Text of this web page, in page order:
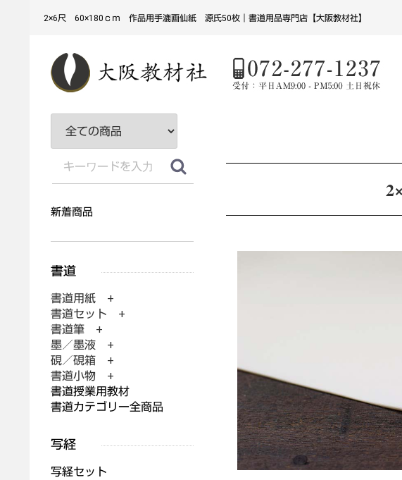
2×6尺 60×180ｃｍ 作品用手漉画仙紙 源氏50枚｜書道用品専門店【大阪教材社】
新着商品
書道用紙 +
書道セット +
書道筆 +
墨／墨液 +
硯／硯箱 +
書道小物 +
書道授業用教材
書道カテゴリー全商品
写経セット